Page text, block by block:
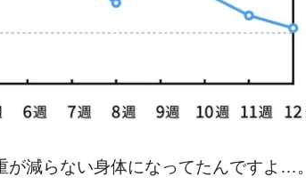
減らない身体になってたんですよ…。